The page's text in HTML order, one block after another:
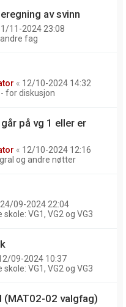
av svinn
11-2024 23:08
fag
« 12/10-2024 14:32
for diskusjon
på vg 1 eller er
« 12/10-2024 12:16
og andre nøtter
24/09-2024 22:04
VG1, VG2 og VG3
09-2024 10:37
VG1, VG2 og VG3
(MAT02-02 valgfag)